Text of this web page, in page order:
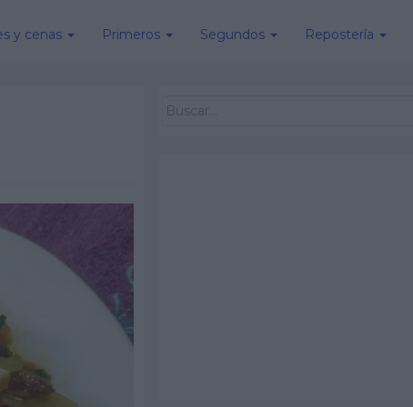
y cenas Primeros Segundos Repostería